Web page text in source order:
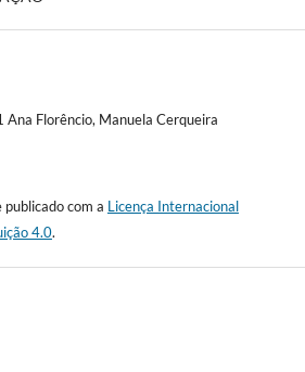
Florêncio, Manuela Cerqueira
com a Licença Internacional
4.0.